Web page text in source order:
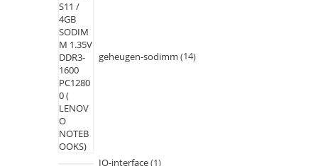
geheugen-sodimm 14
IO-interface 1